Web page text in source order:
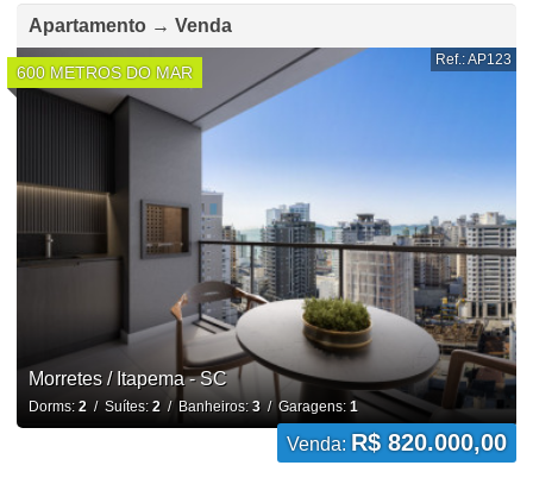
Apartamento → Venda
600 METROS DO MAR
Ref.: AP123
Morretes / Itapema - SC
Dorms: 2/ Suítes: 2/ Banheiros:3/ Garagens: 1
Venda: R$ 820.000,00